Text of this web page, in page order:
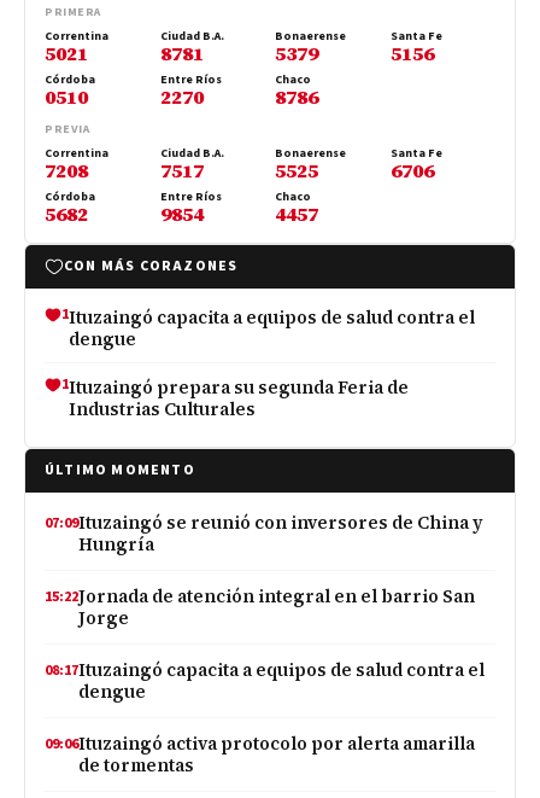
PRIMERA
Correntina
5021
Ciudad B.A.
8781
Bonaerense
5379
Santa Fe
5156
Córdoba
0510
Entre Ríos
2270
Chaco
8786
PREVIA
Correntina
7208
Ciudad B.A.
7517
Bonaerense
5525
Santa Fe
6706
Córdoba
5682
Entre Ríos
9854
Chaco
4457
CON MÁS CORAZONES
1Ituzaingó capacita a equipos de salud contra el
dengue
1Ituzaingó prepara su segunda Feria de
Industrias Culturales
ÚLTIMO MOMENTO
07:09Ituzaingó se reunió con inversores de China y
Hungría
15:22Jornada de atención integral en el barrio San
Jorge
08:17Ituzaingó capacita a equipos de salud contra el
dengue
09:06Ituzaingó activa protocolo por alerta amarilla
de tormentas